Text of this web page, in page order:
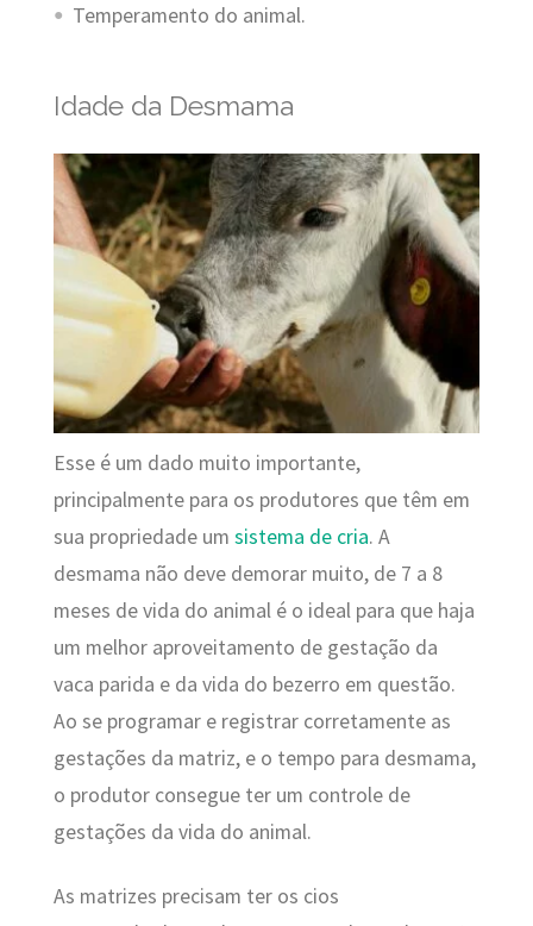
Temperamento do animal.
Idade da Desmama
Esse é um dado muito importante,
principalmente para os produtores que têm em
sua propriedade um sistema de cria. A
desmama não deve demorar muito, de 7 a 8
meses de vida do animal é o ideal para que haja
um melhor aproveitamento de gestação da
vaca parida e da vida do bezerro em questão.
Ao se programar e registrar corretamente as
gestações da matriz, e o tempo para desmama,
o produtor consegue ter um controle de
gestações da vida do animal.
As matrizes precisam ter os cios